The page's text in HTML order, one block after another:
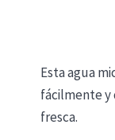
Esta agua
fácilmente y
fresca.